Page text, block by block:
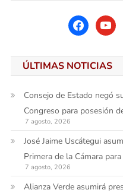
facebook
ÚLTIMAS NOTICIAS
Consejo de Estado negó
Congreso para posesión
7 agosto, 2026
José Jaime Uscátegui
Primera de la Cámara
7 agosto, 2026
Alianza Verde asumirá